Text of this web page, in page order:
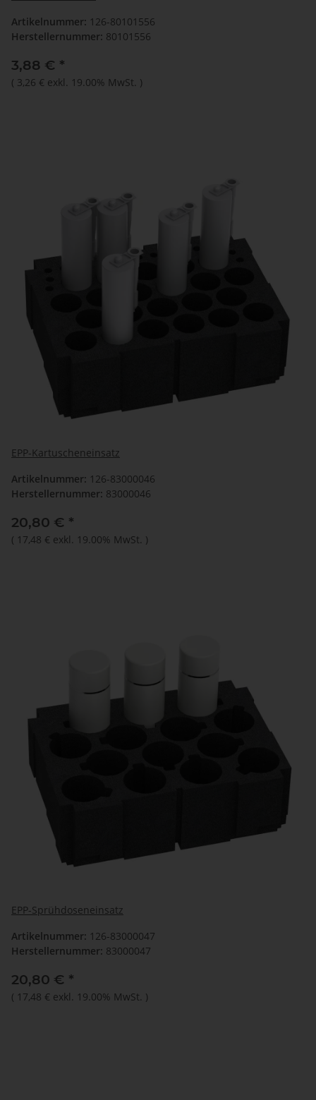
Artikelnummer: 126-80101556
Herstellernummer: 80101556
3,88 € *
( 3,26 € exkl. 19.00% MwSt. )
EPP-Kartuscheneinsatz
Artikelnummer: 126-83000046
Herstellernummer: 83000046
20,80 € *
( 17,48 € exkl. 19.00% MwSt. )
EPP-Sprühdoseneinsatz
Artikelnummer: 126-83000047
Herstellernummer: 83000047
20,80 € *
( 17,48 € exkl. 19.00% MwSt. )